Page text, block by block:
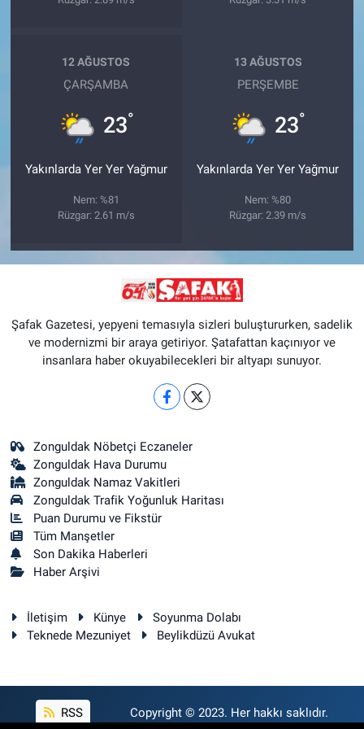
12 AĞUSTOS
ÇARŞAMBA
23°
Yakınlarda Yer Yer Yağmur
Nem: %81
Rüzgar: 2.61 m/s
13 AĞUSTOS
PERŞEMBE
23°
Yakınlarda Yer Yer Yağmur
Nem: %80
Rüzgar: 2.39 m/s
Şafak Gazetesi, yepyeni temasıyla sizleri buluştururken, sadelik
ve modernizmi bir araya getiriyor. Şatafattan kaçınıyor ve
insanlara haber okuyabilecekleri bir altyapı sunuyor.
Zonguldak Nöbetçi Eczaneler
Zonguldak Hava Durumu
Zonguldak Namaz Vakitleri
Zonguldak Trafik Yoğunluk Haritası
Puan Durumu ve Fikstür
Tüm Manşetler
Son Dakika Haberleri
Haber Arşivi
İletişim Künye
Soyunma Dolabı
Teknede Mezuniyet
Beylikdüzü Avukat
RSS Copyright © 2023. Her hakkı saklıdır.